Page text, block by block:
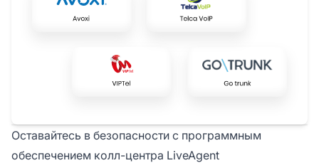
Оставайтесь в безопасности с программным
обеспечением колл-центра LiveAgent